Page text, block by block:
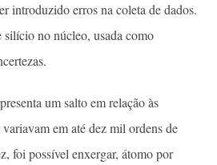
introduzido erros na coleta de dados.
no núcleo, usada como
um salto em relação às
em até dez mil ordens de
foi possível enxergar, átomo por